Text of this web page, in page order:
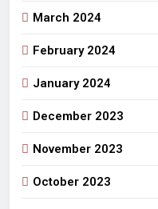
March 2024
February 2024
January 2024
December 2023
November 2023
October 2023